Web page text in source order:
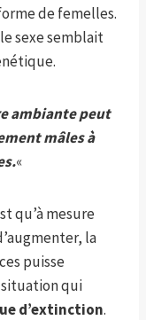
de femelles.
sexe semblait
ambiante peut
mâles à
«
qu’à mesure
la
puisse
qui
d’extinction.